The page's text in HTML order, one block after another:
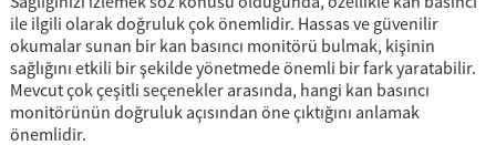
ile ilgili olarak doğruluk çok önemlidir. Hassas ve güvenilir
okumalar sunan bir kan basıncı monitörü bulmak, kişinin
sağlığını etkili bir şekilde yönetmede önemli bir fark yaratabilir.
Mevcut çok çeşitli seçenekler arasında, hangi kan basıncı
monitörünün doğruluk açısından öne çıktığını anlamak
önemlidir.